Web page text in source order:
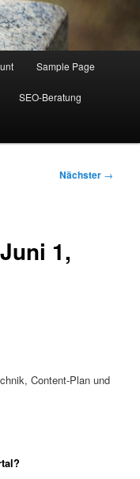
Sample Page
SEO-Beratung
Nächster →
1,
Content-Plan und